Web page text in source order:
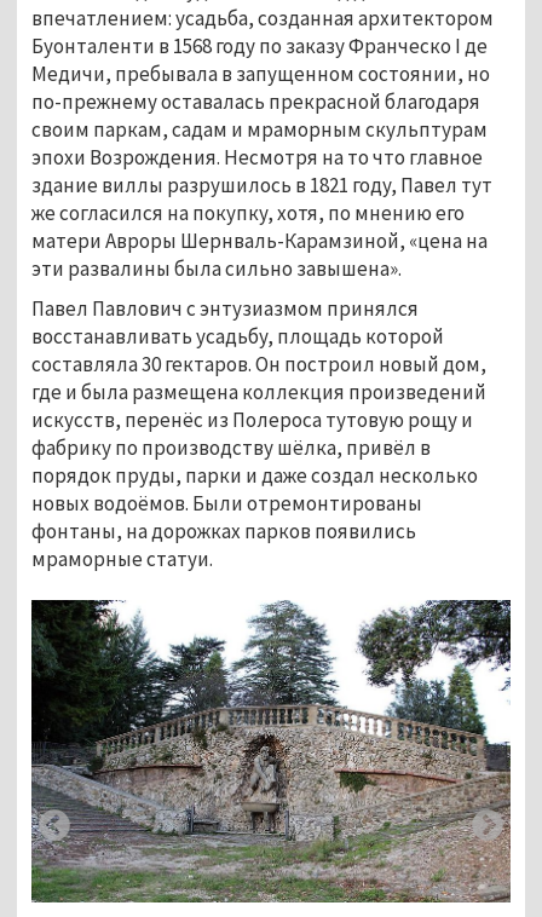
впечатлением: усадьба, созданная архитектором
Буонталенти в 1568 году по заказу Франческо I де
Медичи, пребывала в запущенном состоянии, но
по-прежнему оставалась прекрасной благодаря
своим паркам, садам и мраморным скульптурам
эпохи Возрождения. Несмотря на то что главное
здание виллы разрушилось в 1821 году, Павел тут
же согласился на покупку, хотя, по мнению его
матери Авроры Шернваль-Карамзиной, «цена на
эти развалины была сильно завышена».
Павел Павлович с энтузиазмом принялся
восстанавливать усадьбу, площадь которой
составляла 30 гектаров. Он построил новый дом,
где и была размещена коллекция произведений
искусств, перенёс из Полероса тутовую рощу и
фабрику по производству шёлка, привёл в
порядок пруды, парки и даже создал несколько
новых водоёмов. Были отремонтированы
фонтаны, на дорожках парков появились
мраморные статуи.